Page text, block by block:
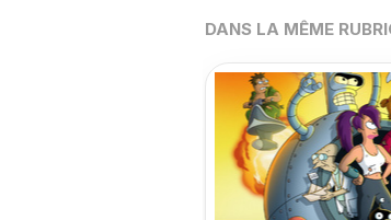
DANS LA MÊME